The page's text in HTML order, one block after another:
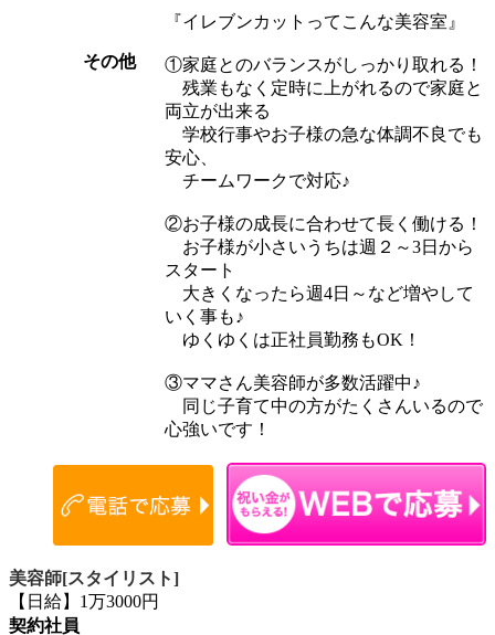
その他
『イレブンカットってこんな美容室』
①家庭とのバランスがしっかり取れる！
残業もなく定時に上がれるので家庭と
両立が出来る
学校行事やお子様の急な体調不良でも
安心、
チームワークで対応♪
②お子様の成長に合わせて長く働ける！
お子様が小さいうちは週２～3日から
スタート
大きくなったら週4日～など増やして
いく事も♪
ゆくゆくは正社員勤務もOK！
③ママさん美容師が多数活躍中♪
同じ子育て中の方がたくさんいるので
心強いです！
美容師[スタイリスト]
【日給】1万3000円
契約社員